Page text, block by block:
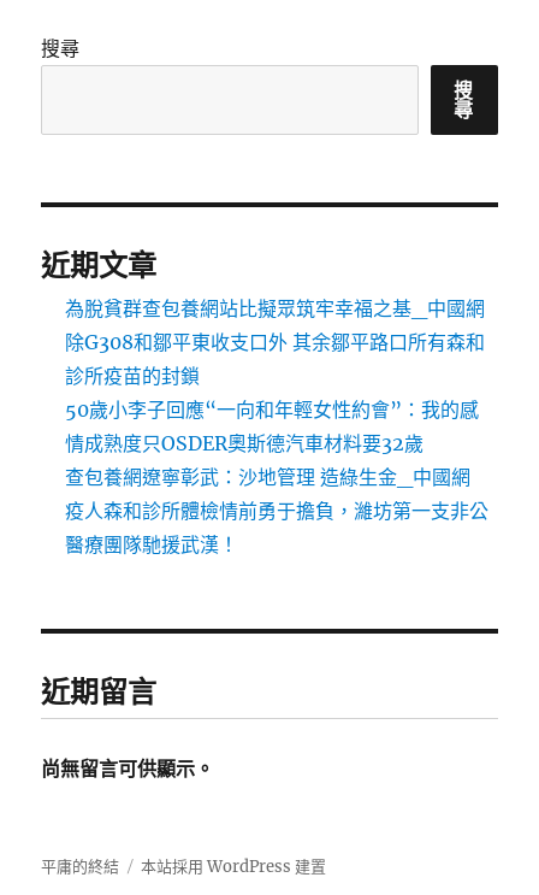
搜尋
搜
尋
近期文章
為脫貧群查包養網站比擬眾筑牢幸福之基_中國網
除G308和鄒平東收支口外 其余鄒平路口所有森和
診所疫苗的封鎖
50歲小李子回應“一向和年輕女性約會”：我的感
情成熟度只OSDER奧斯德汽車材料要32歲
查包養網遼寧彰武：沙地管理 造綠生金_中國網
疫人森和診所體檢情前勇于擔負，濰坊第一支非公
醫療團隊馳援武漢！
近期留言
尚無留言可供顯示。
平庸的終結 本站採用 WordPress 建置